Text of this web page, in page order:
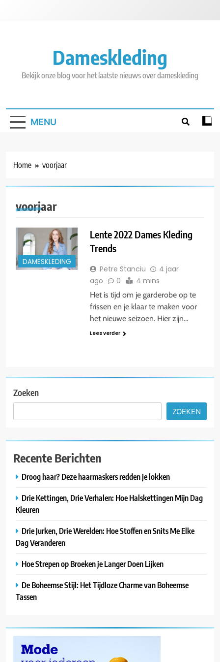
Dameskleding
Bekijk onze blog voor het laatste nieuws over dameskleding
MENU
Home voorjaar
voorjaar
DAMESKLEDING
Lente 2022 Dames Kleding
Trends
Petre Stanciu
4 jaar
ago
0 4 mins
Het is tijd om je garderobe op te
frissen en je klaar te maken voor
het nieuwe seizoen. Hier zijn…
Lees verder
Zoeken
ZOEKEN
Recente Berichten
Droog haar? Deze haarmaskers redden je lokken
Drie Kettingen, Drie Verhalen: Hoe Halskettingen Mijn Dag
Kleuren
Drie Jurken, Drie Werelden: Hoe Stoffen en Snits Me Elke
Dag Veranderen
Hoe Strepen op Broeken je Langer Doen Lijken
De Boheemse Stijl: Het Tijdloze Charme van Boheemse
Tassen